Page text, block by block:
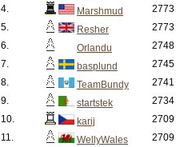
4.
Marshmud
2773
5.
Resher
2773
6.
Orlandu
2748
7.
basplund
2745
8.
TeamBundy
2741
9.
startstek
2734
10.
karij
2709
11.
WellyWales
2709